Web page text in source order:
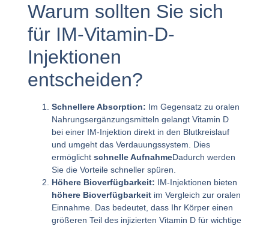
Warum sollten Sie sich
für IM-Vitamin-D-
Injektionen
entscheiden?
Schnellere Absorption: Im Gegensatz zu oralen
Nahrungsergänzungsmitteln gelangt Vitamin D
bei einer IM-Injektion direkt in den Blutkreislauf
und umgeht das Verdauungssystem. Dies
ermöglicht schnelle AufnahmeDadurch werden
Sie die Vorteile schneller spüren.
Höhere Bioverfügbarkeit: IM-Injektionen bieten
höhere Bioverfügbarkeitim Vergleich zur oralen
Einnahme. Das bedeutet, dass Ihr Körper einen
größeren Teil des injizierten Vitamin D für wichtige